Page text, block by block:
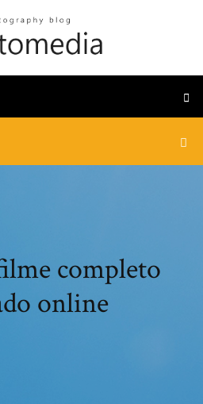
completo
online